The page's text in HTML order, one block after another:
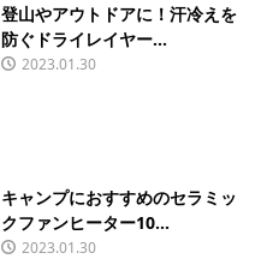
登山やアウトドアに！汗冷えを
防ぐドライレイヤー...
2023.01.30
キャンプにおすすめのセラミッ
クファンヒーター10...
2023.01.30